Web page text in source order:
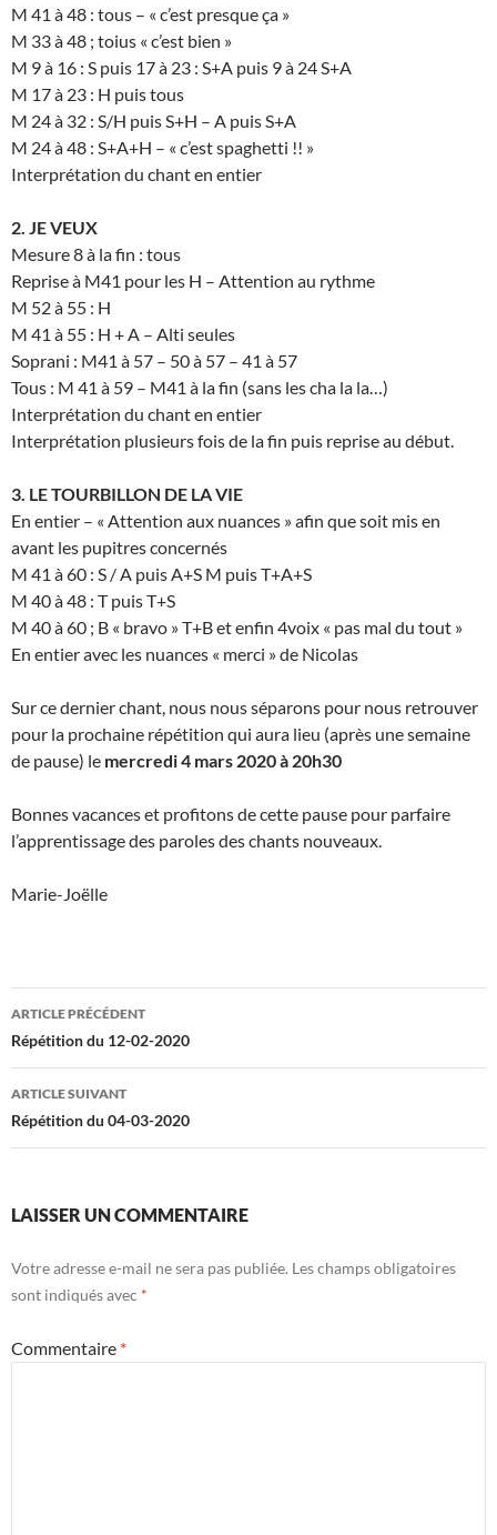
M 41 à 48 : tous – « c’est presque ça »
M 33 à 48 ; toius « c’est bien »
M 9 à 16 : S puis 17 à 23 : S+A puis 9 à 24 S+A
M 17 à 23 : H puis tous
M 24 à 32 : S/H puis S+H – A puis S+A
M 24 à 48 : S+A+H – « c’est spaghetti !! »
Interprétation du chant en entier
2. JE VEUX
Mesure 8 à la fin : tous
Reprise à M41 pour les H – Attention au rythme
M 52 à 55 : H
M 41 à 55 : H + A – Alti seules
Soprani : M41 à 57 – 50 à 57 – 41 à 57
Tous : M 41 à 59 – M41 à la fin (sans les cha la la…)
Interprétation du chant en entier
Interprétation plusieurs fois de la fin puis reprise au début.
3. LE TOURBILLON DE LA VIE
En entier – « Attention aux nuances » afin que soit mis en
avant les pupitres concernés
M 41 à 60 : S / A puis A+S M puis T+A+S
M 40 à 48 : T puis T+S
M 40 à 60 ; B « bravo » T+B et enfin 4voix « pas mal du tout »
En entier avec les nuances « merci » de Nicolas
Sur ce dernier chant, nous nous séparons pour nous retrouver
pour la prochaine répétition qui aura lieu (après une semaine
de pause) le mercredi 4 mars 2020 à 20h30
Bonnes vacances et profitons de cette pause pour parfaire
l’apprentissage des paroles des chants nouveaux.
Marie-Joëlle
Navigation
des
articles
ARTICLE PRÉCÉDENT
Répétition du 12-02-2020
ARTICLE SUIVANT
Répétition du 04-03-2020
LAISSER UN COMMENTAIRE
Votre adresse e-mail ne sera pas publiée. Les champs obligatoires
sont indiqués avec *
Commentaire *